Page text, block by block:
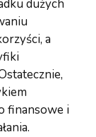
dużych
a
finansowe i